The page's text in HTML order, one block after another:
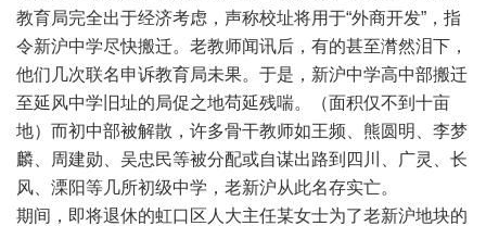
教育局完全出于经济考虑，声称校址将用于“外商开发”，指
令新沪中学尽快搬迁。老教师闻讯后，有的甚至潸然泪下，
他们几次联名申诉教育局未果。于是，新沪中学高中部搬迁
至延风中学旧址的局促之地苟延残喘。（面积仅不到十亩
地）而初中部被解散，许多骨干教师如王频、熊圆明、李梦
麟、周建勋、吴忠民等被分配或自谋出路到四川、广灵、长
风、溧阳等几所初级中学，老新沪从此名存实亡。
期间，即将退休的虹口区人大主任某女士为了老新沪地块的